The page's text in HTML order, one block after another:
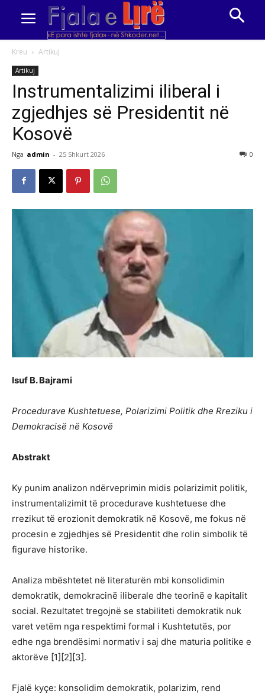
Kreu Artikuj
Artikuj
Instrumentalizimi iliberal i
zgjedhjes së Presidentit në
Kosovë
Nga admin - 25 Shkurt 2026 0
Isuf B. Bajrami
Procedurave Kushtetuese, Polarizimi Politik dhe Rreziku i
Demokracisë në Kosovë
Abstrakt
Ky punim analizon ndërveprimin midis polarizimit politik,
instrumentalizimit të procedurave kushtetuese dhe
rrezikut të erozionit demokratik në Kosovë, me fokus në
procesin e zgjedhjes së Presidentit dhe rolin simbolik të
figurave historike.
Analiza mbështetet në literaturën mbi konsolidimin
demokratik, demokracinë iliberale dhe teorinë e kapitalit
social. Rezultatet tregojnë se stabiliteti demokratik nuk
varet vetëm nga respektimi formal i Kushtetutës, por
edhe nga brendësimi normativ i saj dhe maturia politike e
aktorëve [1][2][3].
Fjalë kyçe: konsolidim demokratik, polarizim, rend